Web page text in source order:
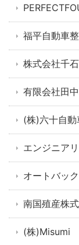
福平自動車
株式会社千
有限会社田
(株)六十自動
エンジニア
オートバッ
南国殖産株
(株)Misumi